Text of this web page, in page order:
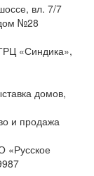
вл. 7/7
№28
«Синдика»,
домов,
и продажа
«Русское